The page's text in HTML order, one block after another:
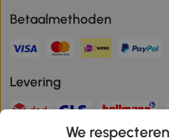
Betaalmethoden
Levering
We